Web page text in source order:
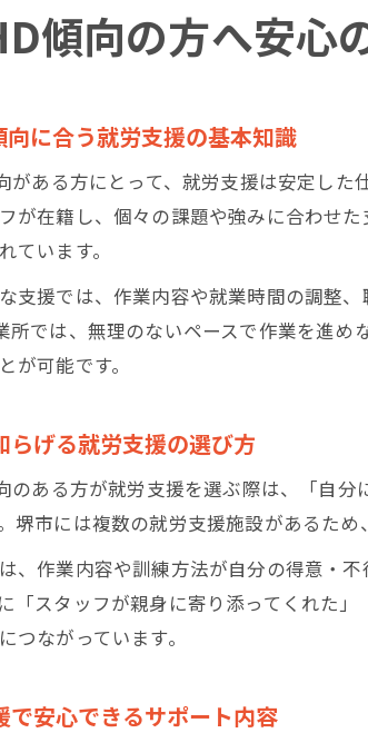
傾向の方へ安心
向に合う就労支援の基本知識
がある方にとって、就労支援は安定し
が在籍し、個々の課題や強みに合わせ
ています。
支援では、作業内容や就業時間の調整
所では、無理のないペースで作業を進
が可能です。
らげる就労支援の選び方
のある方が就労支援を選ぶ際は、「自
堺市には複数の就労支援施設があるた
、作業内容や訓練方法が自分の得意・
「スタッフが親身に寄り添ってくれた
つながっています。
で安心できるサポート内容